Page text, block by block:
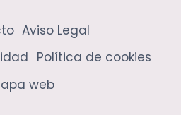
Aviso Legal
Política de cookies
web